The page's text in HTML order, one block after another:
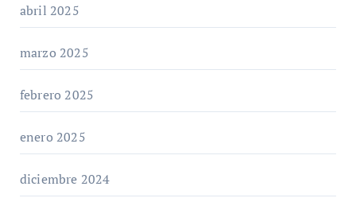
abril 2025
marzo 2025
febrero 2025
enero 2025
diciembre 2024